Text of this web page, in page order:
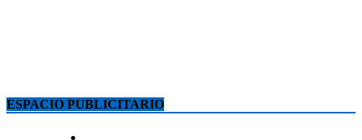
ESPACIO PUBLICITARIO